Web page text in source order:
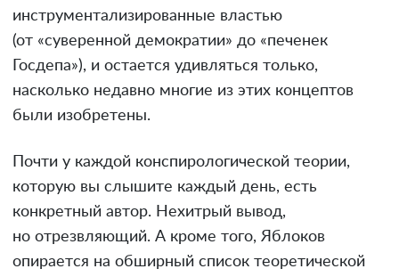
инструментализированные властью
(от «суверенной демократии» до «печенек
Госдепа»), и остается удивляться только,
насколько недавно многие из этих концептов
были изобретены.
Почти у каждой конспирологической теории,
которую вы слышите каждый день, есть
конкретный автор. Нехитрый вывод,
но отрезвляющий. А кроме того, Яблоков
опирается на обширный список теоретической